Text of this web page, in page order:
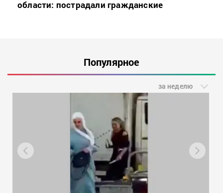
области: пострадали гражданские
Популярное
за неделю